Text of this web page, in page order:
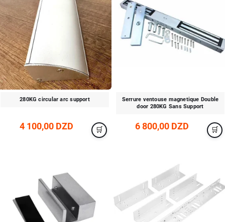
280KG circular arc support
4 100,00 DZD
Serrure ventouse magnetique Double
door 280KG Sans Support
6 800,00 DZD